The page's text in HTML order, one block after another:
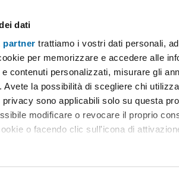
dati
partner trattiamo i vostri dati personali,
per memorizzare e accedere alle
contenuti personalizzati, misurare gli
Avete la possibilità di scegliere chi
sono applicabili solo su questa
modificare o revocare il proprio
o facendo clic sull'icona di
la zona Prezzo Superficie
fonte laurentina Roma